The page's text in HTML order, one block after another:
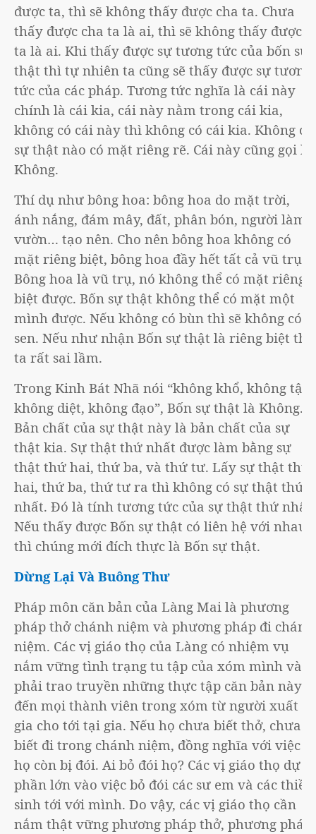
được ta, thì sẽ không thấy được cha ta. Chưa
thấy được cha ta là ai, thì sẽ không thấy được
ta là ai. Khi thấy được sự tương tức của bốn sự
thật thì tự nhiên ta cũng sẽ thấy được sự tương
tức của các pháp. Tương tức nghĩa là cái này
chính là cái kia, cái này nằm trong cái kia,
không có cái này thì không có cái kia. Không có
sự thật nào có mặt riêng rẽ. Cái này cũng gọi là
Không.
Thí dụ như bông hoa: bông hoa do mặt trời,
ánh nắng, đám mây, đất, phân bón, người làm
vườn… tạo nên. Cho nên bông hoa không có
mặt riêng biệt, bông hoa đầy hết tất cả vũ trụ.
Bông hoa là vũ trụ, nó không thể có mặt riêng
biệt được. Bốn sự thật không thể có mặt một
mình được. Nếu không có bùn thì sẽ không có
sen. Nếu như nhận Bốn sự thật là riêng biệt thì
ta rất sai lầm.
Trong Kinh Bát Nhã nói “không khổ, không tập,
không diệt, không đạo”, Bốn sự thật là Không.
Bản chất của sự thật này là bản chất của sự
thật kia. Sự thật thứ nhất được làm bằng sự
thật thứ hai, thứ ba, và thứ tư. Lấy sự thật thứ
hai, thứ ba, thứ tư ra thì không có sự thật thứ
nhất. Đó là tính tương tức của sự thật thứ nhất.
Nếu thấy được Bốn sự thật có liên hệ với nhau
thì chúng mới đích thực là Bốn sự thật.
Dừng Lại Và Buông Thư
Pháp môn căn bản của Làng Mai là phương
pháp thở chánh niệm và phương pháp đi chánh
niệm. Các vị giáo thọ của Làng có nhiệm vụ
nắm vững tình trạng tu tập của xóm mình và
phải trao truyền những thực tập căn bản này
đến mọi thành viên trong xóm từ người xuất
gia cho tới tại gia. Nếu họ chưa biết thở, chưa
biết đi trong chánh niệm, đồng nghĩa với việc
họ còn bị đói. Ai bỏ đói họ? Các vị giáo thọ dự
phần lớn vào việc bỏ đói các sư em và các thiền
sinh tới với mình. Do vậy, các vị giáo thọ cần
nắm thật vững phương pháp thở, phương pháp